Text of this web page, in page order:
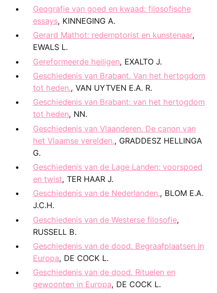
Geografie van goed en kwaad: filosofische
essays, KINNEGING A.
Gerard Mathot: redemptorist en kunstenaar,
EWALS L.
Gereformeerde heiligen, EXALTO J.
Geschiedenis van Brabant. Van het hertogdom
tot heden., VAN UYTVEN E.A. R.
Geschiedenis van Brabant: van het hertogdom
tot heden, NN.
Geschiedenis van Vlaanderen. De canon van
het Vlaamse verelden., GRADDESZ HELLINGA
G.
Geschiedenis van de Lage Landen: voorspoed
en twist, TER HAAR J.
Geschiedenis van de Nederlanden., BLOM E.A.
J.C.H.
Geschiedenis van de Westerse filosofie,
RUSSELL B.
Geschiedenis van de dood. Begraafplaatsen in
Europa, DE COCK L.
Geschiedenis van de dood. Rituelen en
gewoonten in Europa, DE COCK L.